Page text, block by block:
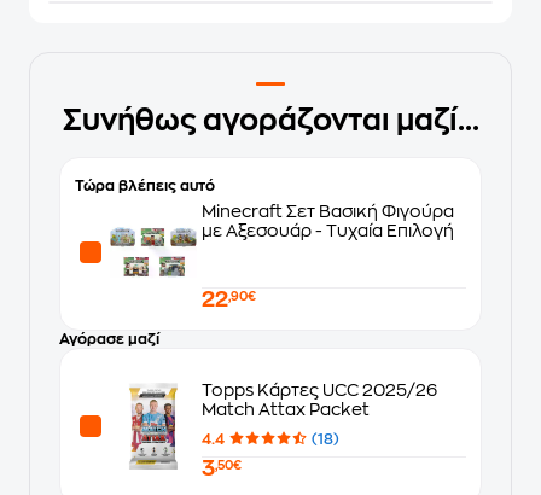
Συνήθως αγοράζονται μαζί...
Τώρα βλέπεις αυτό
Minecraft Σετ Βασική Φιγούρα
με Αξεσουάρ - Τυχαία Επιλογή
22,90€
Αγόρασε μαζί
Topps Κάρτες UCC 2025/26
Match Attax Packet
4.4 (18)
3,50€